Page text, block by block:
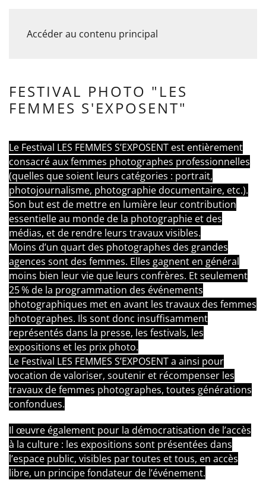
Accéder au contenu principal
FESTIVAL PHOTO "LES
FEMMES S'EXPOSENT"
Le Festival LES FEMMES S’EXPOSENT est entièrement
consacré aux femmes photographes professionnelles
(quelles que soient leurs catégories : portrait,
photojournalisme, photographie documentaire, etc.).
Son but est de mettre en lumière leur contribution
essentielle au monde de la photographie et des
médias, et de rendre leurs travaux visibles.
Moins d’un quart des photographes des grandes
agences sont des femmes. Elles gagnent en général
moins bien leur vie que leurs confrères. Et seulement
25 % de la programmation des événements
photographiques met en avant les travaux des femmes
photographes. Ils sont donc insuffisamment
représentés dans la presse, les festivals, les
expositions et les prix photo.
Le Festival LES FEMMES S’EXPOSENT a ainsi pour
vocation de valoriser, soutenir et récompenser les
travaux de femmes photographes, toutes générations
confondues.
Il œuvre également pour la démocratisation de l’accès
à la culture : les expositions sont présentées dans
l’espace public, visibles par toutes et tous, en accès
libre, un principe fondateur de l’événement.